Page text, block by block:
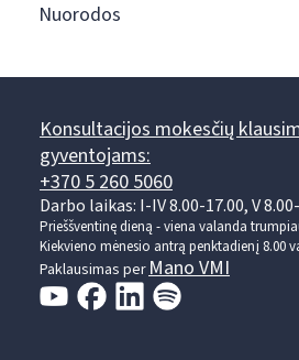
Nuorodos
Konsultacijos mokesčių
gyventojams:
+370 5 260 5060
Darbo laikas: I-IV 8.00-17.00, V
Prieššventinę dieną - viena valanda
Kiekvieno mėnesio antrą penktadienį 8.00
Paklausimas perMano VMI